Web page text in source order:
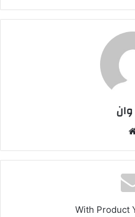
وان
With Product